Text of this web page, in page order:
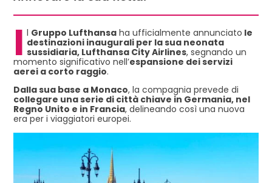
I l Gruppo Lufthansa ha ufficialmente annunciato le
destinazioni inaugurali per la sua neonata
sussidiaria, Lufthansa City Airlines, segnando un
momento significativo nell’espansione dei servizi
aerei a corto raggio.
Dalla sua base a Monaco, la compagnia prevede di
collegare una serie di città chiave in Germania, nel
Regno Unito e in Francia, delineando così una nuova
era per i viaggiatori europei.